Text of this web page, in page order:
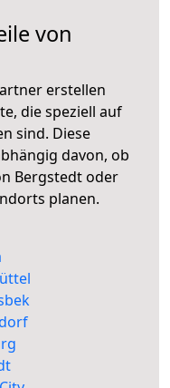
von
erstellen
die speziell auf
sind. Diese
davon, ob
Bergstedt oder
planen.